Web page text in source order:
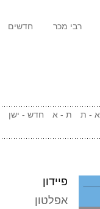
חדשים רבי מכר
א - ת ת - א חדש - ישן
פיידון
אפלטון